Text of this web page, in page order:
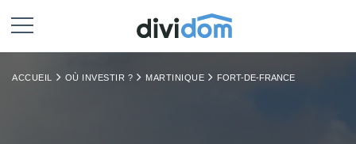
ACCUEIL OÙ INVESTIR ? MARTINIQUE FORT-DE-FRANCE